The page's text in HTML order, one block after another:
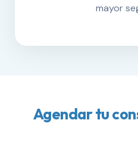
mayor
Agendar tu